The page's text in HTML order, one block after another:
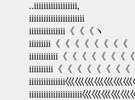
iiiiiiiiiiiiiii《《《
iiiiiiiii《《《《《《
iiiiiiiiiiii《《《《《《
iiiiiiiiii《《《《《《《《
iiiiiiiiiiiiiii巛巛巛巛巛巛巛
iiiiiiiiiiiiiiiiiiiiii巛巛巛巛巛